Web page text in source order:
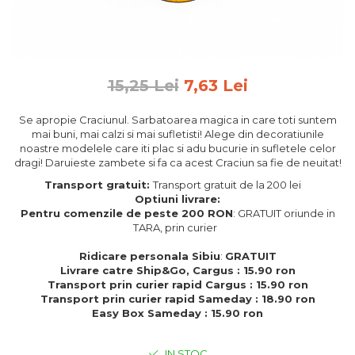
Diplome si Plachete
Insigne
Felicitari din lemn
Felicitari pentru cei dragi
Felicitari cu model
Aromaterapie
Papioane din lemn
Decoratiuni pentru casa
15,25 Lei 7,63 Lei
Se apropie Craciunul. Sarbatoarea magica in care toti suntem
mai buni, mai calzi si mai sufletisti! Alege din decoratiunile
noastre modelele care iti plac si adu bucurie in sufletele celor
dragi! Daruieste zambete si fa ca acest Craciun sa fie de neuitat!
Transport gratuit:Transport gratuit de la 200 lei
Optiuni livrare:
Pentru comenzile de peste 200 RON: GRATUIT oriunde in
TARA, prin curier
Ridicare personala Sibiu: GRATUIT
Livrare catre Ship&Go, Cargus : 15.90 ron
Transport prin curier rapid Cargus : 15.90 ron
Transport prin curier rapid Sameday : 18.90 ron
Easy Box Sameday : 15.90 ron